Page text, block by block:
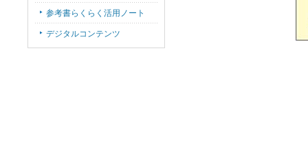
参考書らくらく活用ノート
デジタルコンテンツ